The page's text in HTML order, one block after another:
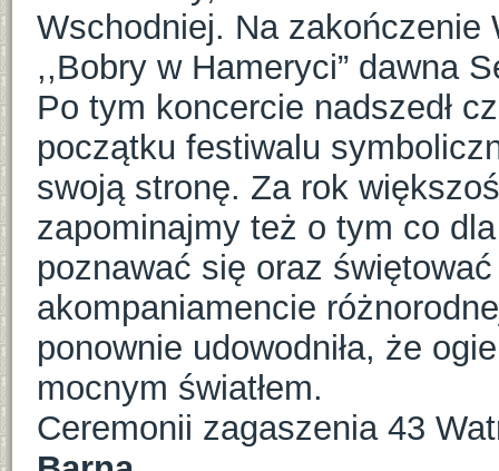
Wschodniej. Na zakończenie
,,Bobry w Hameryci” dawna
Po tym koncercie nadszedł
początku festiwalu
swoją stronę. Za rok
zapominajmy też o tym co
poznawać się oraz
akompaniamencie
ponownie udowodniła, że
mocnym światłem.
Ceremonii zagaszenia 43